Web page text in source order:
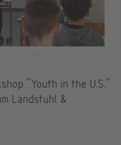
"Youth in the U.S."
Landstuhl &